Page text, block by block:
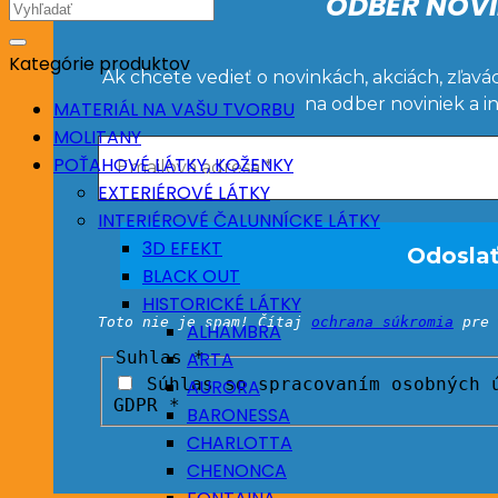
Ak chcete vedieť o novinkách, akciách,
na odber noviniek a
Toto nie je spam! Čítaj ochrana súkromia pre
Suhlas*
Súhlas so spracovaním
GDPR *
Hľadať:
Kategórie produktov
MATERIÁL NA VAŠU TVORBU
MOLITANY
POŤAHOVÉ LÁTKY, KOŽENKY
EXTERIÉROVÉ LÁTKY
INTERIÉROVÉ ČALUNNÍCKE LÁTKY
3D EFEKT
BLACK OUT
HISTORICKÉ LÁTKY
ALHAMBRA
ARTA
AURORA
BARONESSA
CHARLOTTA
CHENONCA